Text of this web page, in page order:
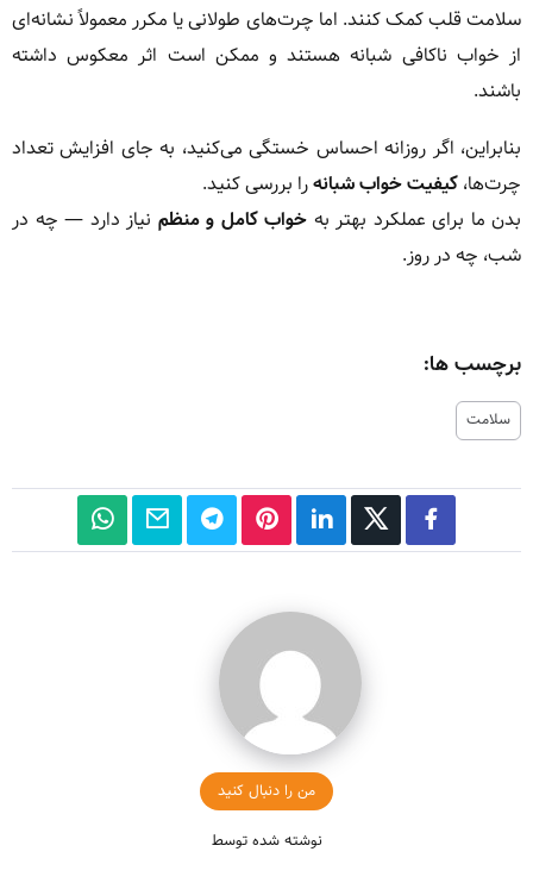
سلامت قلب کمک کنند. اما چرت‌های طولانی یا مکرر معمولاً نشانه‌ای
از خواب ناکافی شبانه هستند و ممکن است اثر معکوس داشته
باشند.
بنابراین، اگر روزانه احساس خستگی می‌کنید، به جای افزایش تعداد
چرت‌ها، کیفیت خواب شبانهرا بررسی کنید.
بدن ما برای عملکرد بهتر به خواب کامل و منظم نیاز دارد — چه در
شب، چه در روز.
برچسب ها:
سلامت
من را دنبال کنید
نوشته شده توسط